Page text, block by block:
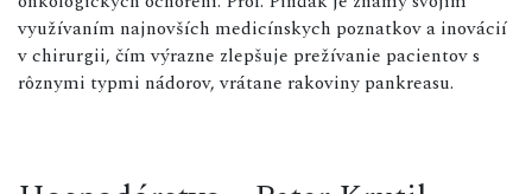
využívaním najnovších medicínskych poznatkov a inovácií
v chirurgii, čím výrazne zlepšuje prežívanie pacientov s
rôznymi typmi nádorov, vrátane rakoviny pankreasu.